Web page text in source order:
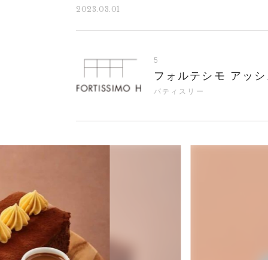
2023.03.01
5
フォルテシモ アッ
パティスリー